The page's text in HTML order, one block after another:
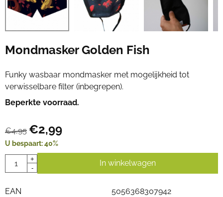
Mondmasker Golden Fish
Funky wasbaar mondmasker met mogelijkheid tot
verwisselbare filter (inbegrepen).
Beperkte voorraad.
€4,95 €2,99
U bespaart:40%
Aantal
+
-
In winkelwagen
EAN
5056368307942